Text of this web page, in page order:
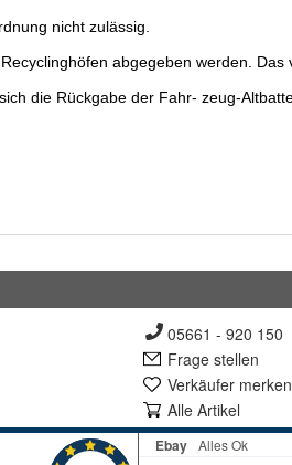
05661 - 920 150
Frage stellen
Verkäufer merken
Alle Artikel